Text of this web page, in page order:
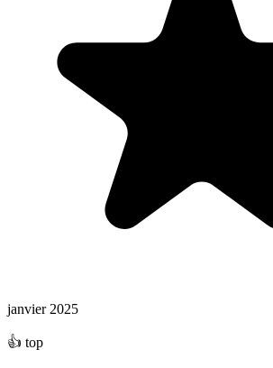
janvier 2025
👍 top